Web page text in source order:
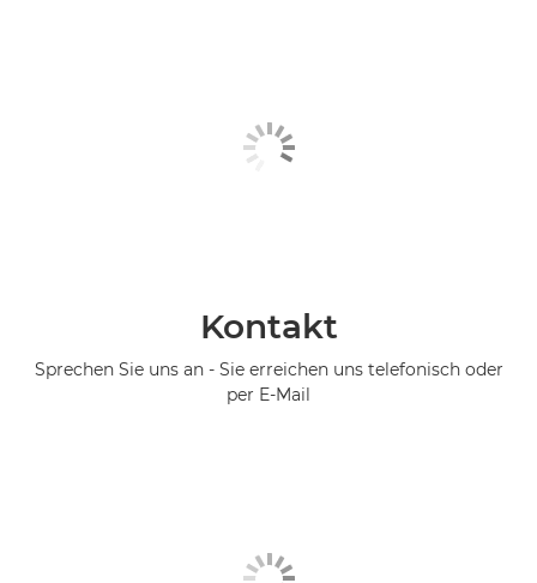
Kontakt
Sprechen Sie uns an - Sie erreichen uns telefonisch oder
per E-Mail